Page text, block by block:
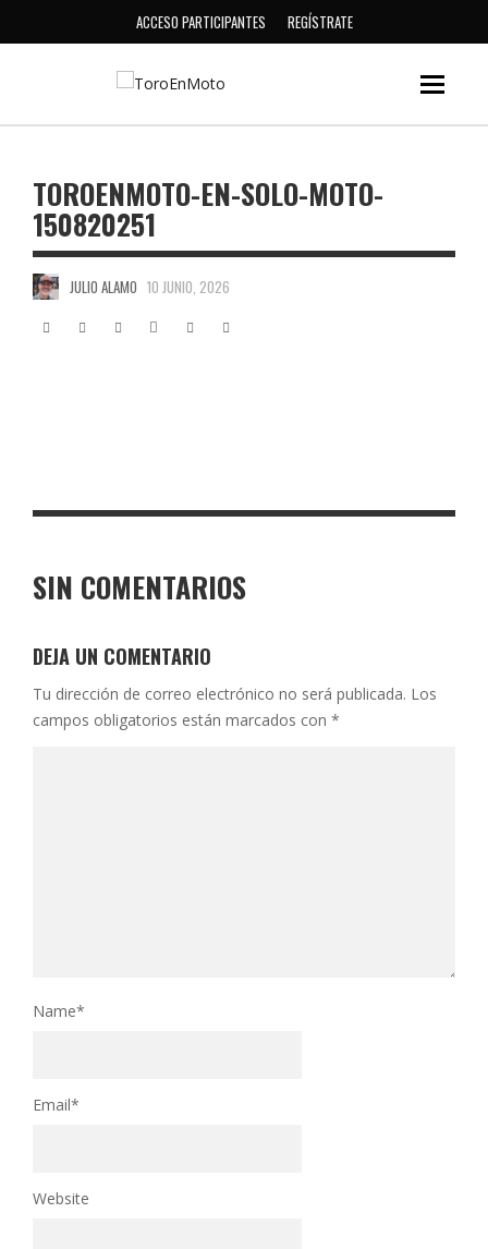
ACCESO PARTICIPANTES REGÍSTRATE
TOROENMOTO-EN-SOLO-MOTO-
150820251
JULIO ALAMO 10 JUNIO, 2026
SIN COMENTARIOS
DEJA UN COMENTARIO
Tu dirección de correo electrónico no será publicada. Los
campos obligatorios están marcados con *
Name*
Email*
Website